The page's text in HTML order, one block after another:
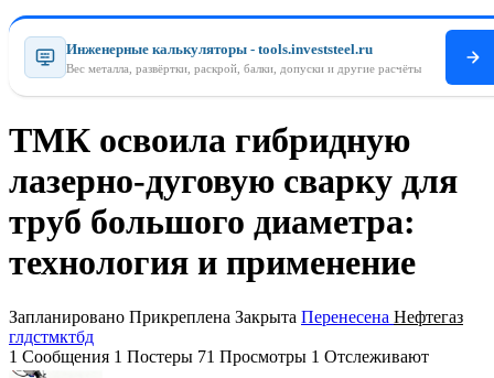
Инженерные калькуляторы - tools.investsteel.ru
Вес металла, развёртки, раскрой, балки, допуски и другие расчёты
ТМК освоила гибридную
лазерно-дуговую сварку для
труб большого диаметра:
технология и применение
Запланировано Прикреплена Закрыта Перенесена Нефтегаз
глдстмктбд
1 Сообщения 1 Постеры 71 Просмотры 1 Отслеживают